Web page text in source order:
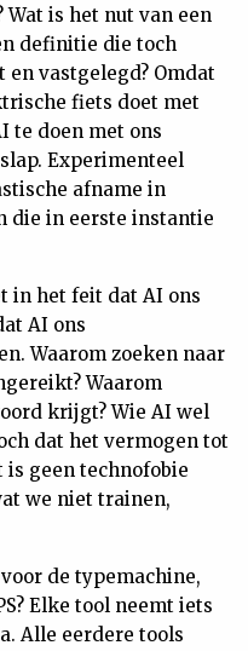
Wat is het nut van een
definitie die toch
vastgelegd? Omdat
fiets doet met
te doen met ons
Experimenteel
afname in
die in eerste instantie
in het feit dat AI ons
AI ons
Waarom zoeken naar
Waarom
krijgt? Wie AI wel
dat het vermogen tot
geen technofobie
we niet trainen,
de typemachine,
Elke tool neemt iets
Alle eerdere tools